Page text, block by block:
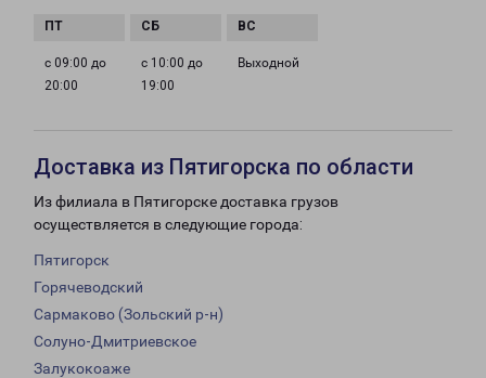
с 09:00 до
20:00
с 10:00 до
19:00
Выходной
Доставка из Пятигорска по области
Из филиала в Пятигорске доставка грузов
осуществляется в следующие города:
Пятигорск
Горячеводский
Сармаково (Зольский р-н)
Солуно-Дмитриевское
Залукокоаже